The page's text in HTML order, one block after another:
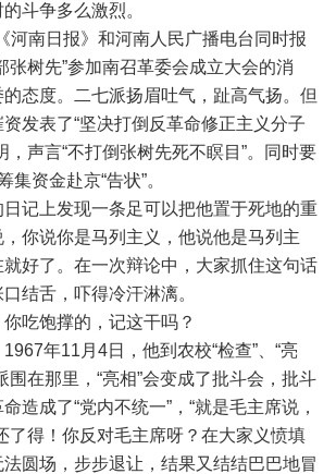
斗争多么激烈。
河南日报》和河南人民广播电台同时报
张树先”参加南召革委会成立大会的消
态度。二七派扬眉吐气，趾高气扬。但
发表了“坚决打倒反革命修正主义分子
，声言“不打倒张树先死不瞑目”。同时要
资金赴京“告状”。
记上发现一条足可以把他置于死地的重
你说你是马列主义，他说他是马列主
就好了。在一次辩论中，大家抓住这句话
结舌，吓得冷汗淋漓。
吃饱撑的，记这干吗？
年11月4日，他到农校“检查”、“亮
围在那里，“亮相”会变成了批斗会，批斗
造成了“党内不统一”，“就是毛主席说，
了得！你反对毛主席呀？在大家义愤填
圆场，步步退让，结果又结结巴巴地冒